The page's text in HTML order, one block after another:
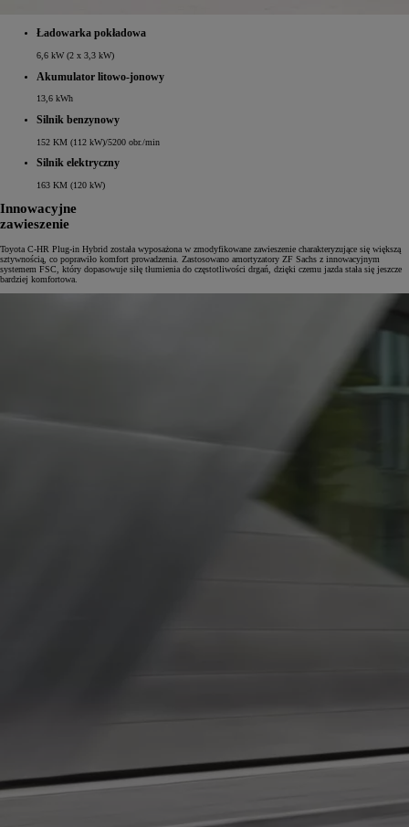
Ładowarka pokładowa
6,6 kW (2 x 3,3 kW)
Akumulator litowo‑jonowy
13,6 kWh
Silnik benzynowy
152 KM (112 kW)/5200 obr./min
Silnik elektryczny
163 KM (120 kW)
Innowacyjne
zawieszenie
Toyota C-HR Plug-in Hybrid została wyposażona w zmodyfikowane zawieszenie charakteryzujące się większą
sztywnością, co poprawiło komfort prowadzenia. Zastosowano amortyzatory ZF Sachs z innowacyjnym
systemem FSC, który dopasowuje siłę tłumienia do częstotliwości drgań, dzięki czemu jazda stała się jeszcze
bardziej komfortowa.